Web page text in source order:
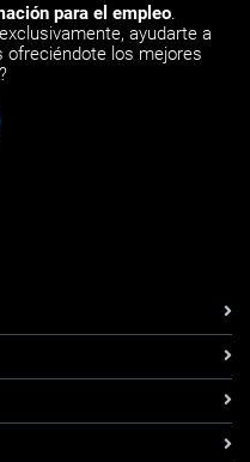
para el empleo.
ayudarte a
los mejores